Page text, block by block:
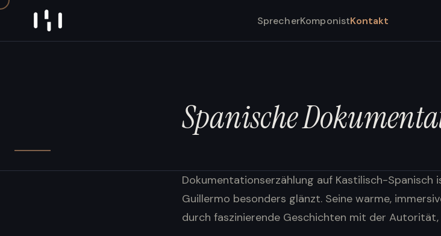
Skip to content
SprecherKomponistKontakt
Spanische
Dokumentationserzählung auf Kastilisch-Spanisch
Guillermo besonders glänzt. Seine warme,
durch faszinierende Geschichten mit der